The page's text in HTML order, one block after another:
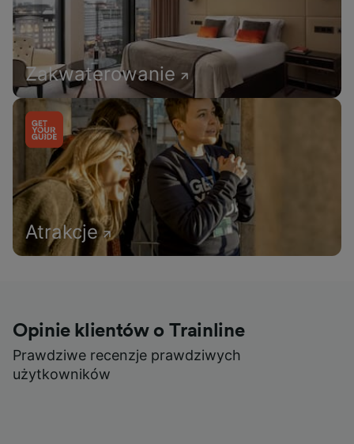
Zakwaterowanie
Atrakcje
Opinie klientów o Trainline
Prawdziwe recenzje prawdziwych
użytkowników